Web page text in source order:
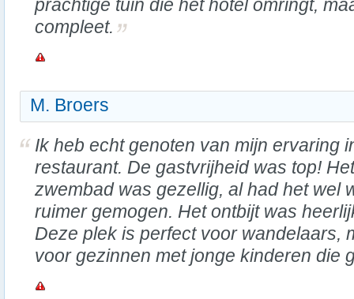
prachtige tuin die het hotel omringt,
compleet.
M. Broers
Ik heb echt genoten van mijn ervaring
restaurant. De gastvrijheid was top! Het
zwembad was gezellig, al had het wel
ruimer gemogen. Het ontbijt was
Deze plek is perfect voor wandelaars,
voor gezinnen met jonge kinderen die